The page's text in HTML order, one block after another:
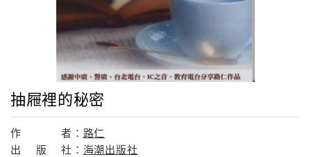
抽屜裡的秘密
作 者： 路仁
出
版 社： 海潮出版社